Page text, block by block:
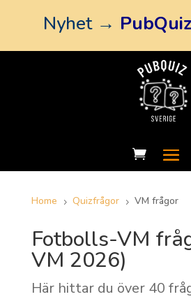
Nyhet →
Home 5 Quizfrågor 5 VM frågor
Fotbolls-VM
VM 2026)
Här hittar du över 40